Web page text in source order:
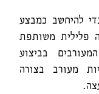
להיחשב כמבצע
פלילית משותפת
בביצוע
מעורב בצורה